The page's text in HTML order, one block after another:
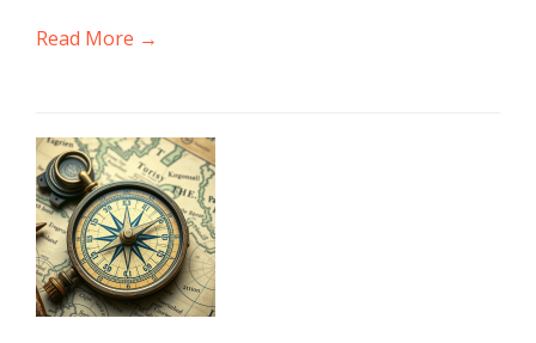
Read More →